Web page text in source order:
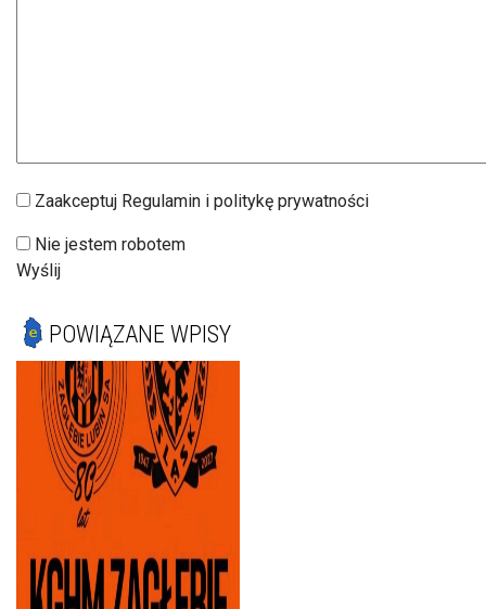
Zaakceptuj Regulamin i politykę prywatności
Nie jestem robotem
Wyślij
POWIĄZANE WPISY